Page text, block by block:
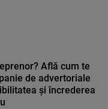
Află cum te
de advertoriale
și încrederea